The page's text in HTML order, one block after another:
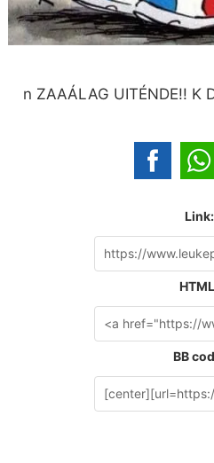
n ZAAÁLAG UITÉNDE!! K
Link:
BB